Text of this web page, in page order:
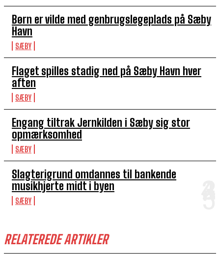
Børn er vilde med genbrugslegeplads på Sæby
Havn
SÆBY
Flaget spilles stadig ned på Sæby Havn hver
aften
SÆBY
Engang tiltrak Jernkilden i Sæby sig stor
opmærksomhed
SÆBY
Slagterigrund omdannes til bankende
musikhjerte midt i byen
SÆBY
RELATEREDE ARTIKLER